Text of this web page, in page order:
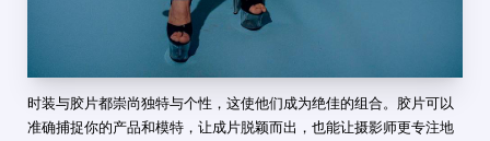
时装与胶片都崇尚独特与个性，这使他们成为绝佳的组合。胶片可以
准确捕捉你的产品和模特，让成片脱颖而出，也能让摄影师更专注地